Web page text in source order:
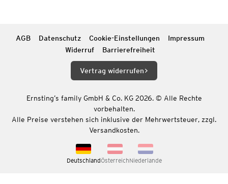
AGB Datenschutz Cookie-Einstellungen
Impressum
Widerruf
Barrierefreiheit
Vertrag widerrufen
Ernsting’s family GmbH & Co. KG 2026. © Alle Rechte
vorbehalten.
Alle Preise verstehen sich inklusive der Mehrwertsteuer, zzgl.
Versandkosten.
DeutschlandÖsterreichNiederlande